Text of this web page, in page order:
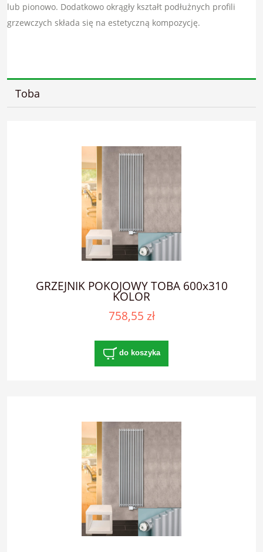
lub pionowo. Dodatkowo okrągły kształt podłużnych profili
grzewczych składa się na estetyczną kompozycję.
Toba
GRZEJNIK POKOJOWY TOBA 600x310
KOLOR
758,55 zł
do koszyka